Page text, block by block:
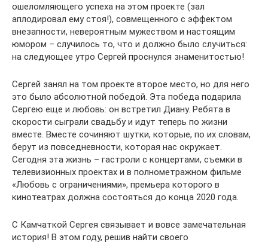
ошеломляющего успеха на этом проекте (зал
аплодировал ему стоя!), совмещенного с эффектом
внезапности, невероятным мужеством и настоящим
юмором – случилось то, что и должно было случиться:
на следующее утро Сергей проснулся знаменитостью!
Сергей занял на том проекте второе место, но для него
это было абсолютной победой. Эта победа подарила
Сергею еще и любовь: он встретил Диану. Ребята в
скорости сыграли свадьбу и идут теперь по жизни
вместе. Вместе сочиняют шутки, которые, по их словам,
берут из повседневности, которая нас окружает.
Сегодня эта жизнь – гастроли с концертами, съемки в
телевизионных проектах и в полнометражном фильме
«Любовь с ограничениями», премьера которого в
кинотеатрах должна состояться до конца 2020 года.
С Камчаткой Сергея связывает и вовсе замечательная
история! В этом году, решив найти своего